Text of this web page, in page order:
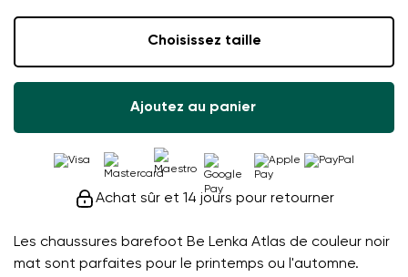
Les chaussures barefoot Be Lenka Atlas de couleur noir
mat sont parfaites pour le printemps ou l'automne.
Choisissez taille
Ajoutez au panier
Achat sûr et 14 jours pour retourner